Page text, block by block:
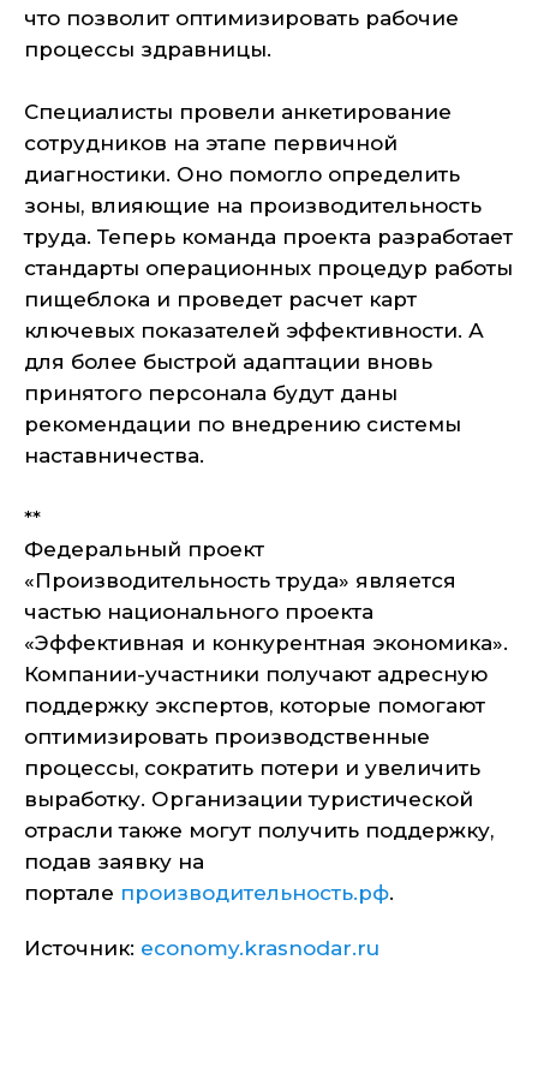
что позволит оптимизировать рабочие
процессы здравницы.
Специалисты провели анкетирование
сотрудников на этапе первичной
диагностики. Оно помогло определить
зоны, влияющие на производительность
труда. Теперь команда проекта разработает
стандарты операционных процедур работы
пищеблока и проведет расчет карт
ключевых показателей эффективности. А
для более быстрой адаптации вновь
принятого персонала будут даны
рекомендации по внедрению системы
наставничества.
**
Федеральный проект
«Производительность труда» является
частью национального проекта
«Эффективная и конкурентная экономика».
Компании-участники получают адресную
поддержку экспертов, которые помогают
оптимизировать производственные
процессы, сократить потери и увеличить
выработку. Организации туристической
отрасли также могут получить поддержку,
подав заявку на
портале производительность.рф.
Источник: economy.krasnodar.ru